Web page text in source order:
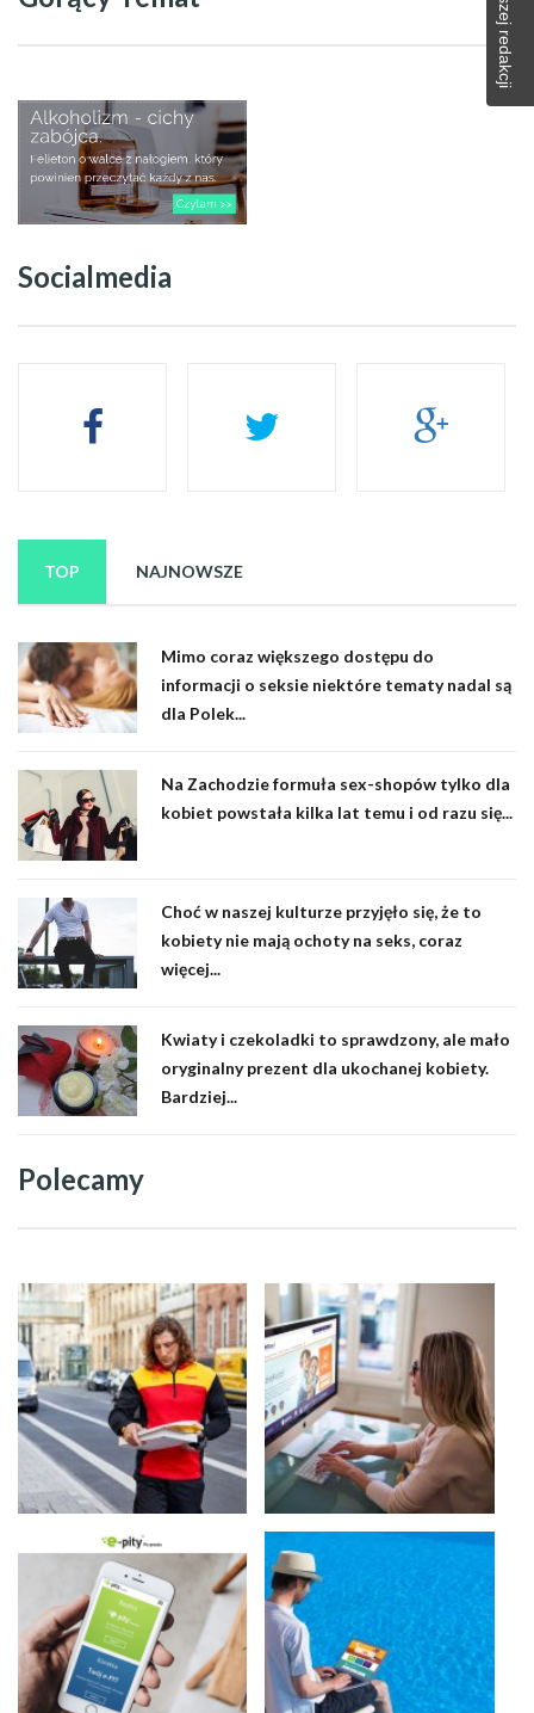
Socialmedia
TOP
Mimo coraz większego dostępu do
informacji o seksie niektóre tematy nadal są
dla Polek...
Na Zachodzie formuła sex-shopów tylko dla
kobiet powstała kilka lat temu i od razu się...
Choć w naszej kulturze przyjęło się, że to
kobiety nie mają ochoty na seks, coraz
więcej...
Kwiaty i czekoladki to sprawdzony, ale mało
oryginalny prezent dla ukochanej kobiety.
Bardziej...
NAJNOWSZE
Polecamy